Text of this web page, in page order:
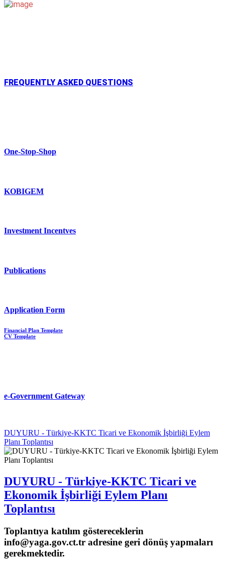
FREQUENTLY ASKED QUESTIONS
One-Stop-Shop
KOBIGEM
Investment Incentves
Publications
Application Form
Financial Plan Template
CV Template
e-Government Gateway
DUYURU - Türkiye-KKTC Ticari ve Ekonomik İşbirliği Eylem
Planı Toplantısı
DUYURU - Türkiye-KKTC Ticari ve
Ekonomik İşbirliği Eylem Planı
Toplantısı
Toplantıya katılım göstereceklerin
info@yaga.gov.ct.tr adresine geri dönüş yapmaları
gerekmektedir.